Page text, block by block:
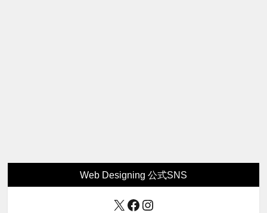
Web Designing 公式SNS
X Facebook
Instagram